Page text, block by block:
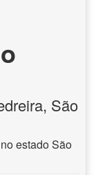
São
estado São